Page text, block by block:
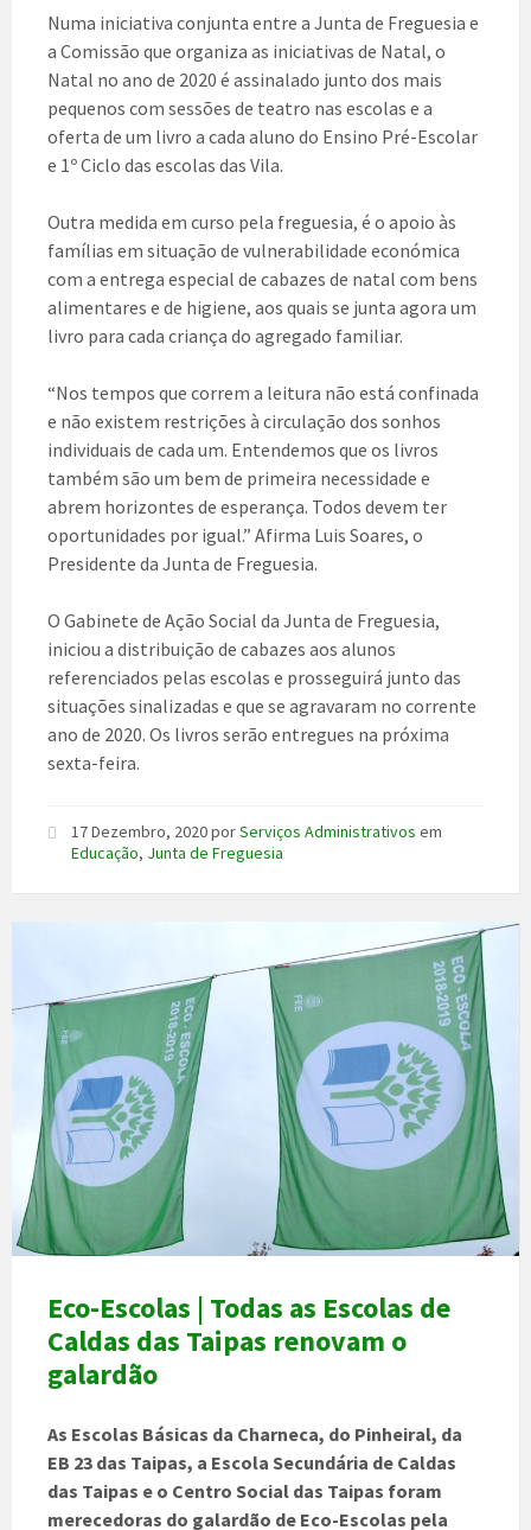
Numa iniciativa conjunta entre a Junta de Freguesia e
a Comissão que organiza as iniciativas de Natal, o
Natal no ano de 2020 é assinalado junto dos mais
pequenos com sessões de teatro nas escolas e a
oferta de um livro a cada aluno do Ensino Pré-Escolar
e 1º Ciclo das escolas das Vila.
Outra medida em curso pela freguesia, é o apoio às
famílias em situação de vulnerabilidade económica
com a entrega especial de cabazes de natal com bens
alimentares e de higiene, aos quais se junta agora um
livro para cada criança do agregado familiar.
“Nos tempos que correm a leitura não está confinada
e não existem restrições à circulação dos sonhos
individuais de cada um. Entendemos que os livros
também são um bem de primeira necessidade e
abrem horizontes de esperança. Todos devem ter
oportunidades por igual.” Afirma Luis Soares, o
Presidente da Junta de Freguesia.
O Gabinete de Ação Social da Junta de Freguesia,
iniciou a distribuição de cabazes aos alunos
referenciados pelas escolas e prosseguirá junto das
situações sinalizadas e que se agravaram no corrente
ano de 2020. Os livros serão entregues na próxima
sexta-feira.
17 Dezembro, 2020porServiços Administrativos em
Educação, Junta de Freguesia
Eco-Escolas | Todas as Escolas de
Caldas das Taipas renovam o
galardão
As Escolas Básicas da Charneca, do Pinheiral, da
EB 23 das Taipas, a Escola Secundária de Caldas
das Taipas e o Centro Social das Taipas foram
merecedoras do galardão de Eco-Escolas pela